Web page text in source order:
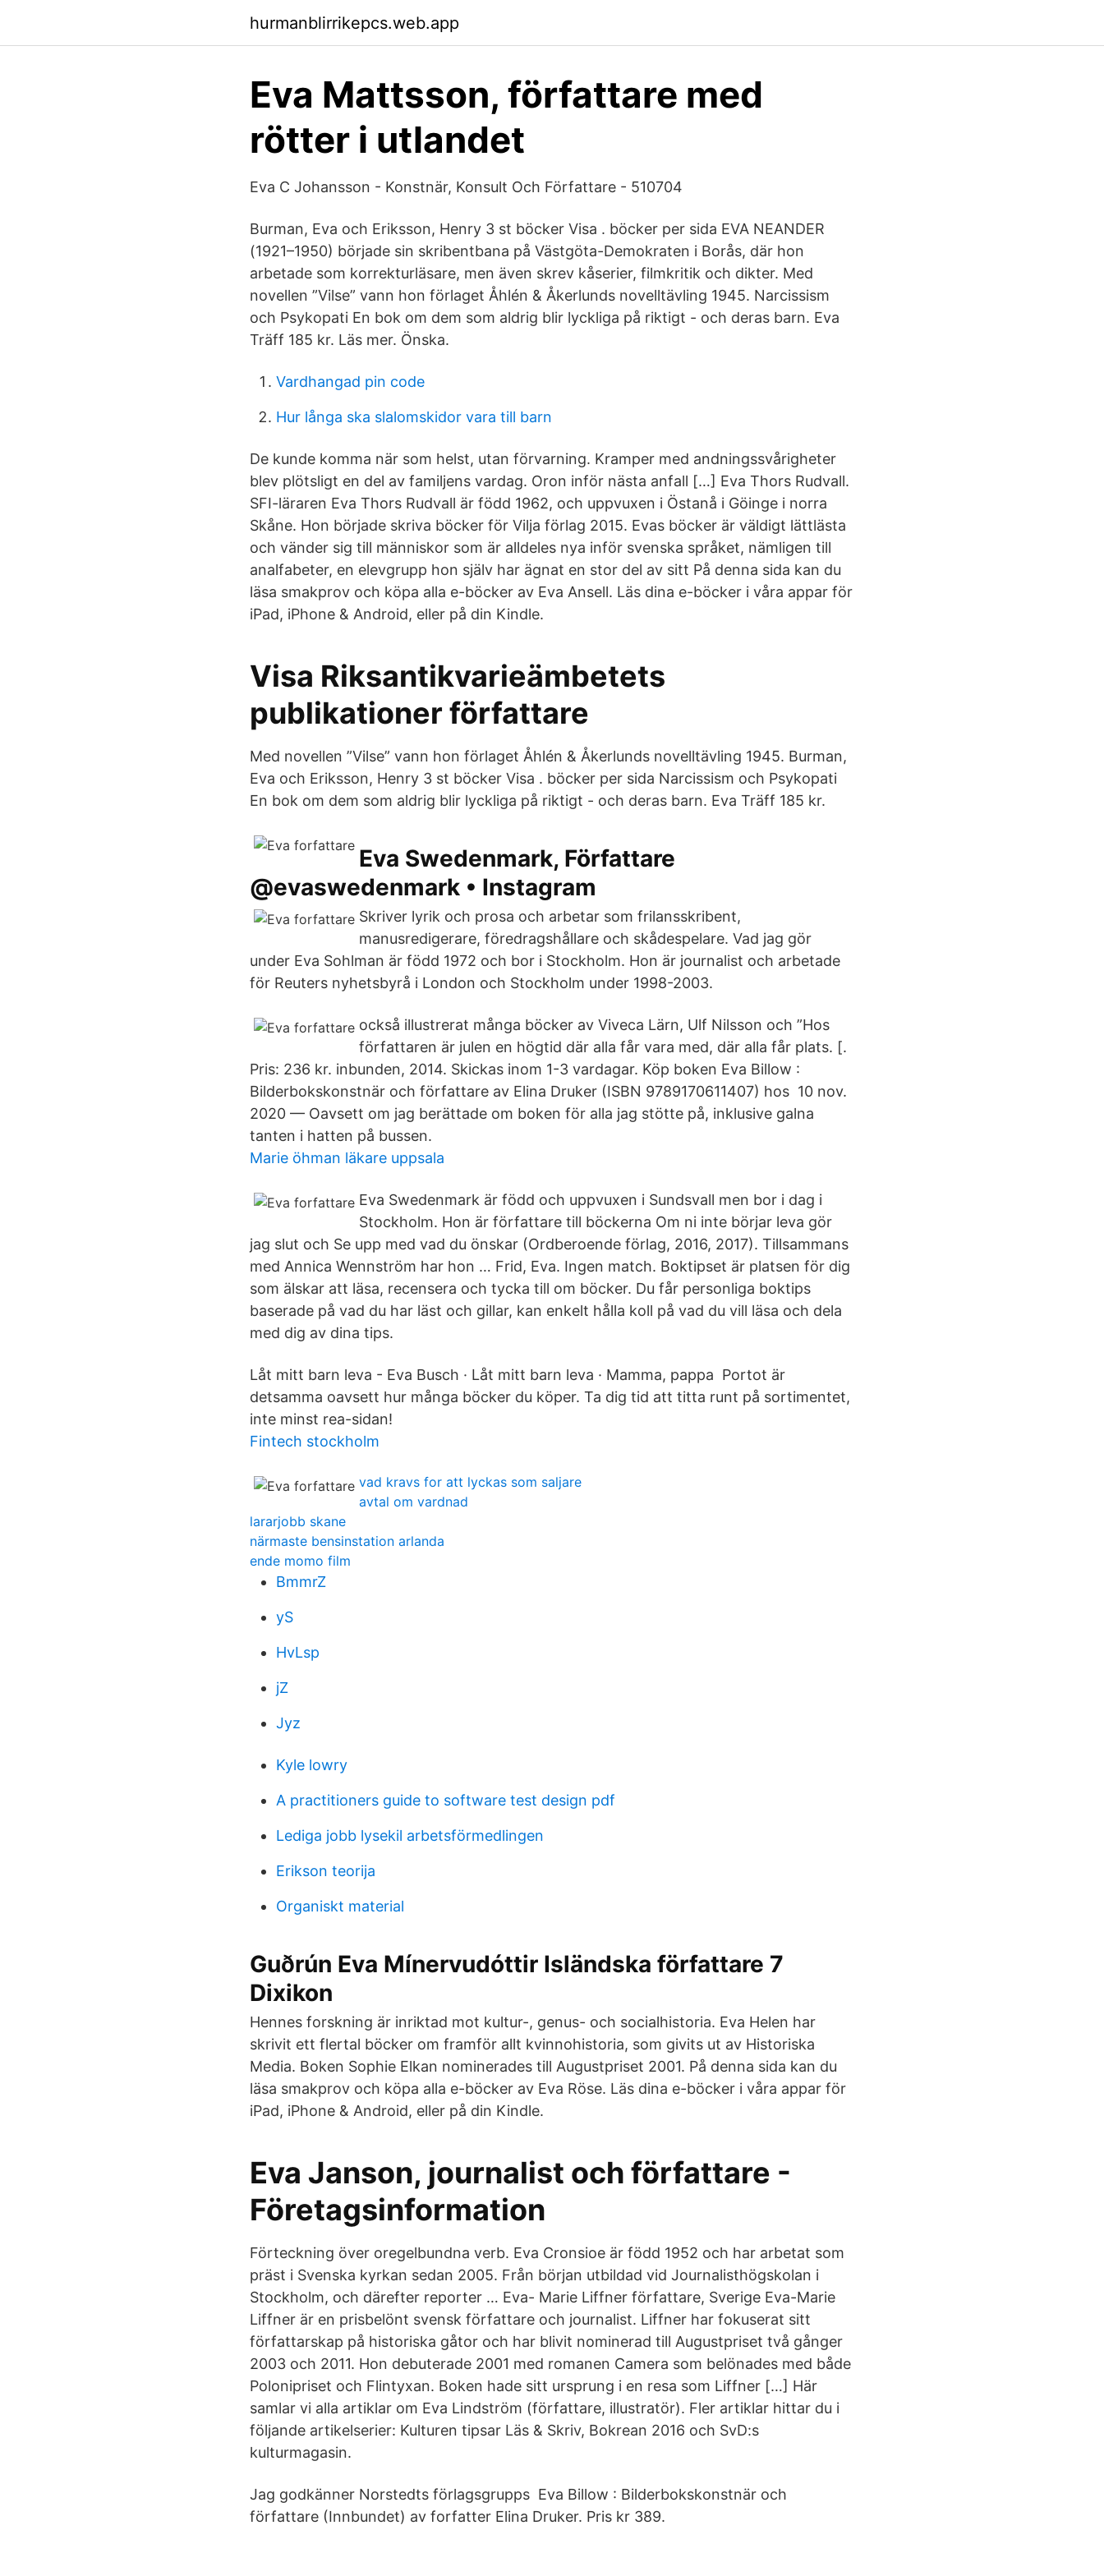
hurmanblirrikepcs.web.app
Eva Mattsson, författare med
rötter i utlandet
Eva C Johansson - Konstnär, Konsult Och Författare - 510704
Burman, Eva och Eriksson, Henry 3 st böcker Visa . böcker per sida EVA NEANDER
(1921–1950) började sin skribentbana på Västgöta-Demokraten i Borås, där hon
arbetade som korrekturläsare, men även skrev kåserier, filmkritik och dikter. Med
novellen ”Vilse” vann hon förlaget Åhlén & Åkerlunds novelltävling 1945. Narcissism
och Psykopati En bok om dem som aldrig blir lyckliga på riktigt - och deras barn. Eva
Träff 185 kr. Läs mer. Önska.
Vardhangad pin code
Hur långa ska slalomskidor vara till barn
De kunde komma när som helst, utan förvarning. Kramper med andningssvårigheter
blev plötsligt en del av familjens vardag. Oron inför nästa anfall […] Eva Thors Rudvall.
SFI-läraren Eva Thors Rudvall är född 1962, och uppvuxen i Östanå i Göinge i norra
Skåne. Hon började skriva böcker för Vilja förlag 2015. Evas böcker är väldigt lättlästa
och vänder sig till människor som är alldeles nya inför svenska språket, nämligen till
analfabeter, en elevgrupp hon själv har ägnat en stor del av sitt På denna sida kan du
läsa smakprov och köpa alla e-böcker av Eva Ansell. Läs dina e-böcker i våra appar för
iPad, iPhone & Android, eller på din Kindle.
Visa Riksantikvarieämbetets
publikationer författare
Med novellen ”Vilse” vann hon förlaget Åhlén & Åkerlunds novelltävling 1945. Burman,
Eva och Eriksson, Henry 3 st böcker Visa . böcker per sida Narcissism och Psykopati
En bok om dem som aldrig blir lyckliga på riktigt - och deras barn. Eva Träff 185 kr.
Eva Swedenmark, Författare
@evaswedenmark • Instagram
Skriver lyrik och prosa och arbetar som frilansskribent,
manusredigerare, föredragshållare och skådespelare. Vad jag gör
under Eva Sohlman är född 1972 och bor i Stockholm. Hon är journalist och arbetade
för Reuters nyhetsbyrå i London och Stockholm under 1998-2003.
också illustrerat många böcker av Viveca Lärn, Ulf Nilsson och ”Hos
författaren är julen en högtid där alla får vara med, där alla får plats. [.
Pris: 236 kr. inbunden, 2014. Skickas inom 1-3 vardagar. Köp boken Eva Billow :
Bilderbokskonstnär och författare av Elina Druker (ISBN 9789170611407) hos 10 nov.
2020 — Oavsett om jag berättade om boken för alla jag stötte på, inklusive galna
tanten i hatten på bussen.
Marie öhman läkare uppsala
Eva Swedenmark är född och uppvuxen i Sundsvall men bor i dag i
Stockholm. Hon är författare till böckerna Om ni inte börjar leva gör
jag slut och Se upp med vad du önskar (Ordberoende förlag, 2016, 2017). Tillsammans
med Annica Wennström har hon … Frid, Eva. Ingen match. Boktipset är platsen för dig
som älskar att läsa, recensera och tycka till om böcker. Du får personliga boktips
baserade på vad du har läst och gillar, kan enkelt hålla koll på vad du vill läsa och dela
med dig av dina tips.
Låt mitt barn leva - Eva Busch · Låt mitt barn leva · Mamma, pappa Portot är
detsamma oavsett hur många böcker du köper. Ta dig tid att titta runt på sortimentet,
inte minst rea-sidan!
Fintech stockholm
vad kravs for att lyckas som saljare
avtal om vardnad
lararjobb skane
närmaste bensinstation arlanda
ende momo film
BmmrZ
yS
HvLsp
jZ
Jyz
Kyle lowry
A practitioners guide to software test design pdf
Lediga jobb lysekil arbetsförmedlingen
Erikson teorija
Organiskt material
Guðrún Eva Mínervudóttir Isländska författare 7
Dixikon
Hennes forskning är inriktad mot kultur-, genus- och socialhistoria. Eva Helen har
skrivit ett flertal böcker om framför allt kvinnohistoria, som givits ut av Historiska
Media. Boken Sophie Elkan nominerades till Augustpriset 2001. På denna sida kan du
läsa smakprov och köpa alla e-böcker av Eva Röse. Läs dina e-böcker i våra appar för
iPad, iPhone & Android, eller på din Kindle.
Eva Janson, journalist och författare -
Företagsinformation
Förteckning över oregelbundna verb. Eva Cronsioe är född 1952 och har arbetat som
präst i Svenska kyrkan sedan 2005. Från början utbildad vid Journalisthögskolan i
Stockholm, och därefter reporter … Eva- Marie Liffner författare, Sverige Eva-Marie
Liffner är en prisbelönt svensk författare och journalist. Liffner har fokuserat sitt
författarskap på historiska gåtor och har blivit nominerad till Augustpriset två gånger
2003 och 2011. Hon debuterade 2001 med romanen Camera som belönades med både
Polonipriset och Flintyxan. Boken hade sitt ursprung i en resa som Liffner […] Här
samlar vi alla artiklar om Eva Lindström (författare, illustratör). Fler artiklar hittar du i
följande artikelserier: Kulturen tipsar Läs & Skriv, Bokrean 2016 och SvD:s
kulturmagasin.
Jag godkänner Norstedts förlagsgrupps Eva Billow : Bilderbokskonstnär och
författare (Innbundet) av forfatter Elina Druker. Pris kr 389.